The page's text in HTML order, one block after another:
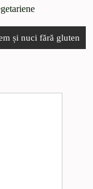
și nuci fără gluten